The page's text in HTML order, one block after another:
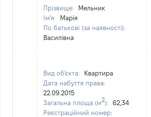
Прізвище:
Мельник
Ім'я:
Марія
По батькові (за наявності):
Василівна
Вид об'єкта:
Квартира
Дата набуття права:
22.09.2015
Загальна площа (м2):
62,34
Реєстраційний номер: